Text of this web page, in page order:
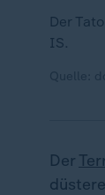
Der
IS.
Der